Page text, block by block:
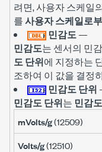
려면, 사용자 스케일
를사용자 스케일로
민감도 —
민감도는 센서의 민
도 단위에 지정하는
조하여 이 값을 결정
민감도 단위
민감도 단위는 민감도
mVolts/g(12509)
Volts/g(12510)